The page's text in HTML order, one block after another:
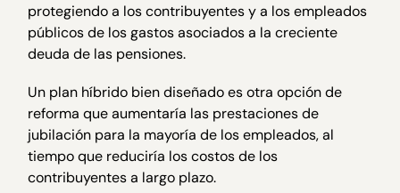
protegiendo a los contribuyentes y a los empleados
públicos de los gastos asociados a la creciente
deuda de las pensiones.
Un plan híbrido bien diseñado es otra opción de
reforma que aumentaría las prestaciones de
jubilación para la mayoría de los empleados, al
tiempo que reduciría los costos de los
contribuyentes a largo plazo.